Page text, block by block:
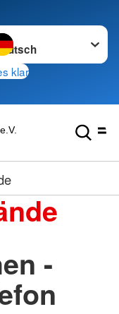
wechseln zu
klar
-